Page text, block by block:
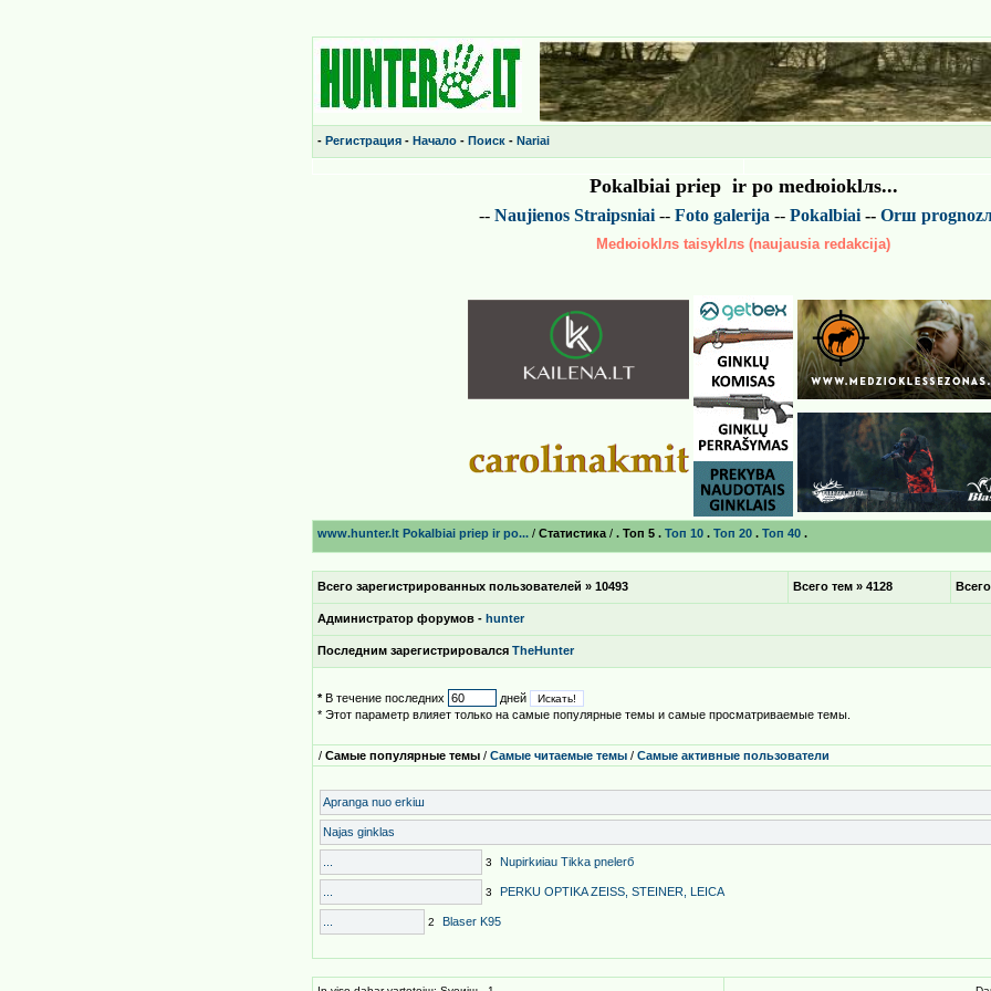
- Регистрация - Начало - Поиск - Nariai
Pokalbiai prieр ir po medюioklлs...
-- Naujienos Straipsniai-- Foto galerija -- Pokalbiai -- Orш prognoz
Medюioklлs taisyklлs (naujausia redakcija)
www.hunter.lt Pokalbiai prieр ir po... / Статистика / . Топ 5 . Топ 10 . Топ 20 . Топ 40 .
Всего зарегистрированных пользователей » 10493 Всего тем » 4128
Администратор форумов - hunter
Последним зарегистрировался TheHunter
*В течение последних
дней
* Этот параметр влияет только на самые популярные темы и самые просматриваемые темы.
/ Самые популярные темы / Самые читаемые темы / Самые активные пользователи
Apranga nuo erkiш
Najas ginklas
3 Nupirkиiau Tikka р̣nelerб
3 PERKU OPTIKA ZEISS, STEINER, LEICA
2 Blaser K95